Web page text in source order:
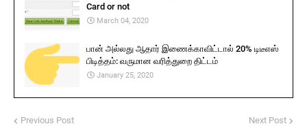
Card or not
March 04, 2020
பான் அல்லது ஆதார் இணைக்காவிட்டால் 20% டிடீஎஸ்
பிடித்தம்: வருமான வரித்துறை திட்டம்
January 25, 2020
Previous Post Next Post